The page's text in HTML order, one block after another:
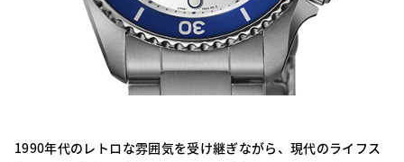
1990年代のレトロな雰囲気を受け継ぎながら、現代のライフス